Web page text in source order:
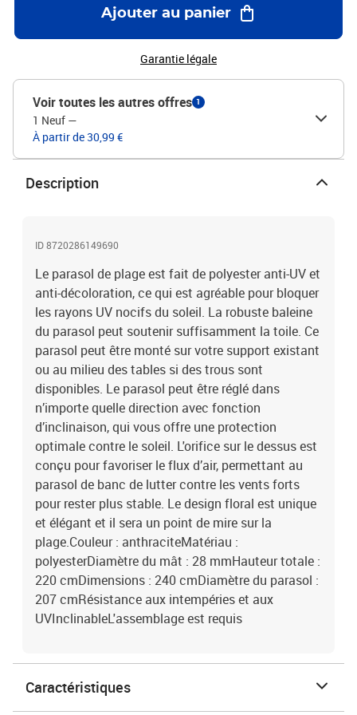
Ajouter au panier
Garantie légale
Voir toutes les autres offres 1
1 Neuf —
À partir de 30,99 €
Description
ID 8720286149690
Le parasol de plage est fait de polyester anti-UV et
anti-décoloration, ce qui est agréable pour bloquer
les rayons UV nocifs du soleil. La robuste baleine
du parasol peut soutenir suffisamment la toile. Ce
parasol peut être monté sur votre support existant
ou au milieu des tables si des trous sont
disponibles. Le parasol peut être réglé dans
n’importe quelle direction avec fonction
d’inclinaison, qui vous offre une protection
optimale contre le soleil. L'orifice sur le dessus est
conçu pour favoriser le flux d’air, permettant au
parasol de banc de lutter contre les vents forts
pour rester plus stable. Le design floral est unique
et élégant et il sera un point de mire sur la
plage.Couleur : anthraciteMatériau :
polyesterDiamètre du mât : 28 mmHauteur totale :
220 cmDimensions : 240 cmDiamètre du parasol :
207 cmRésistance aux intempéries et aux
UVInclinableL'assemblage est requis
Caractéristiques